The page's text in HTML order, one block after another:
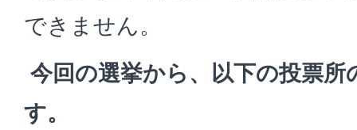
できません。
今回の選挙から、以下の投票
す。